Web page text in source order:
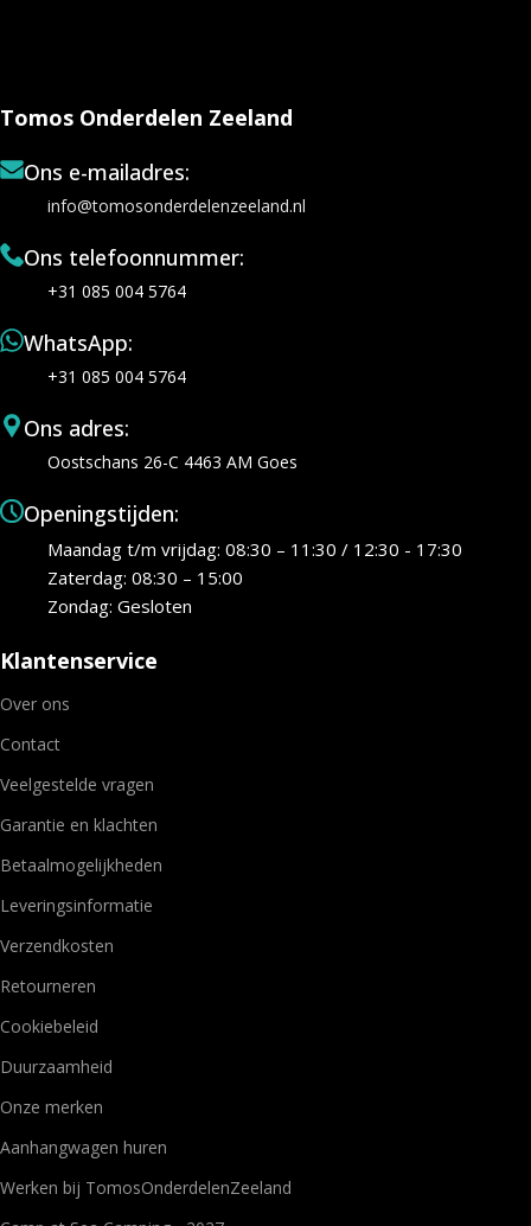
Tomos Onderdelen Zeeland
Ons e-mailadres:
info@tomosonderdelenzeeland.nl
Ons telefoonnummer:
+31 085 004 5764
WhatsApp:
+31 085 004 5764
Ons adres:
Oostschans 26-C 4463 AM Goes
Openingstijden:
Maandag t/m vrijdag: 08:30 – 11:30 / 12:30 - 17:30
Zaterdag: 08:30 – 15:00
Zondag: Gesloten
Klantenservice
Over ons
Contact
Veelgestelde vragen
Garantie en klachten
Betaalmogelijkheden
Leveringsinformatie
Verzendkosten
Retourneren
Cookiebeleid
Duurzaamheid
Onze merken
Aanhangwagen huren
Werken bij TomosOnderdelenZeeland